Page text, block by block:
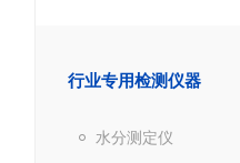
行业专用检测仪器
水分测定仪